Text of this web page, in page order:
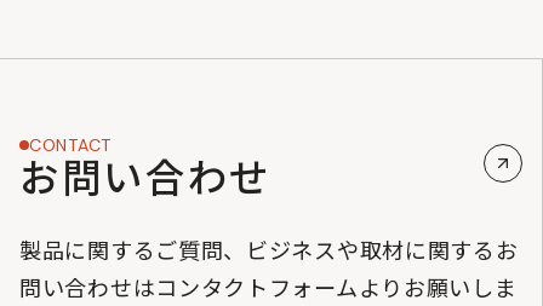
CONTACT
お問い合わせ
製品に関するご質問、ビジネスや取材に関するお
問い合わせはコンタクトフォームよりお願いしま